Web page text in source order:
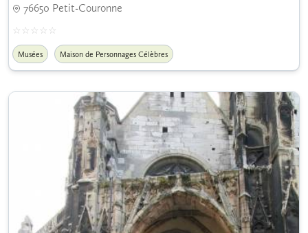
76650 Petit-Couronne
Musées Maison de Personnages Célèbres